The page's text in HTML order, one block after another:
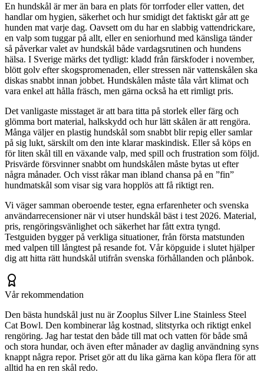
En hundskål är mer än bara en plats för torrfoder eller vatten, det
handlar om hygien, säkerhet och hur smidigt det faktiskt går att ge
hunden mat varje dag. Oavsett om du har en slabbig vattendrickare,
en valp som tuggar på allt, eller en seniorhund med känsliga tänder
så påverkar valet av hundskål både vardagsrutinen och hundens
hälsa. I Sverige märks det tydligt: kladd från färskfoder i november,
blött golv efter skogspromenaden, eller stressen när vattenskålen ska
diskas snabbt innan jobbet. Hundskålen måste tåla vårt klimat och
vara enkel att hålla fräsch, men gärna också ha ett rimligt pris.
Det vanligaste misstaget är att bara titta på storlek eller färg och
glömma bort material, halkskydd och hur lätt skålen är att rengöra.
Många väljer en plastig hundskål som snabbt blir repig eller samlar
på sig lukt, särskilt om den inte klarar maskindisk. Eller så köps en
för liten skål till en växande valp, med spill och frustration som följd.
Prisvärde försvinner snabbt om hundskålen måste bytas ut efter
några månader. Och visst råkar man ibland chansa på en ”fin”
hundmatskål som visar sig vara hopplös att få riktigt ren.
Vi väger samman oberoende tester, egna erfarenheter och svenska
användarrecensioner när vi utser hundskål bäst i test 2026. Material,
pris, rengöringsvänlighet och säkerhet har fått extra tyngd.
Testguiden bygger på verkliga situationer, från första matstunden
med valpen till långtest på resande fot. Vår köpguide i slutet hjälper
dig att hitta rätt hundskål utifrån svenska förhållanden och plånbok.
Vår rekommendation
Den bästa hundskål just nu är Zooplus Silver Line Stainless Steel
Cat Bowl. Den kombinerar låg kostnad, slitstyrka och riktigt enkel
rengöring. Jag har testat den både till mat och vatten för både små
och stora hundar, och även efter månader av daglig användning syns
knappt några repor. Priset gör att du lika gärna kan köpa flera för att
alltid ha en ren skål redo.